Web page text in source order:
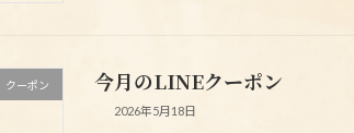
クーポン 今月のLINEクーポン
2026年5月18日